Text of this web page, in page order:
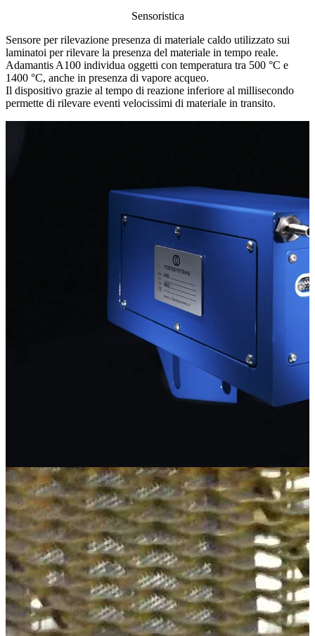
Sensoristica
Sensore perrilevazione presenza di materiale caldo utilizzato sui
laminatoi per rilevare la presenza del materiale in tempo reale.
Adamantis A100 individua oggetti con temperatura tra 500 °C e
1400 °C, anche in presenza di vapore acqueo.
Il dispositivo grazie al tempo di reazione inferiore al millisecondo
permette di rilevare eventi velocissimi di materiale in transito.